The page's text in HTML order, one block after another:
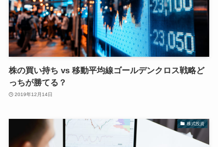
株の買い持ち vs 移動平均線ゴールデンクロス戦略ど
っちが勝てる？
2019年12月14日
株式投資